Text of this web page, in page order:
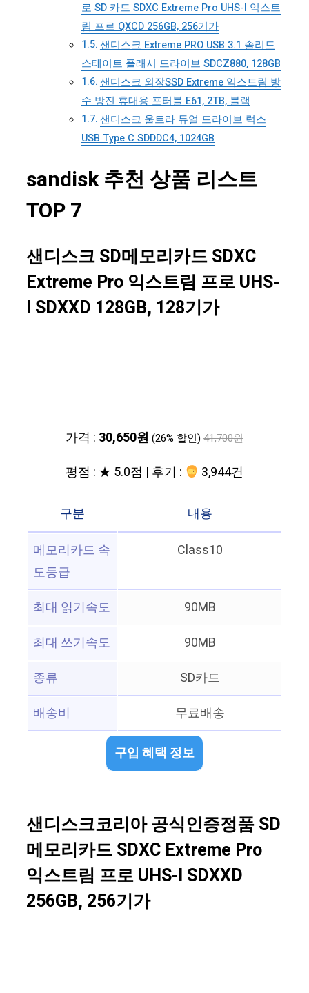
로 SD 카드 SDXC Extreme Pro UHS-I 익스트
림 프로 QXCD 256GB, 256기가
샌디스크 Extreme PRO USB 3.1 솔리드
스테이트 플래시 드라이브 SDCZ880, 128GB
샌디스크 외장SSD Extreme 익스트림 방
수 방진 휴대용 포터블 E61, 2TB, 블랙
샌디스크 울트라 듀얼 드라이브 럭스
USB Type C SDDDC4, 1024GB
sandisk 추천 상품 리스트
TOP 7
샌디스크 SD메모리카드 SDXC
Extreme Pro 익스트림 프로 UHS-
I SDXXD 128GB, 128기가
가격 : 30,650원 (26% 할인) 41,700원
평점 : ★ 5.0점 | 후기 : 3,944건
구분
내용
메모리카드 속
도등급
Class10
최대 읽기속도
90MB
최대 쓰기속도
90MB
종류
SD카드
배송비
무료배송
구입 혜택 정보
샌디스크코리아 공식인증정품 SD
메모리카드 SDXC Extreme Pro
익스트림 프로 UHS-I SDXXD
256GB, 256기가